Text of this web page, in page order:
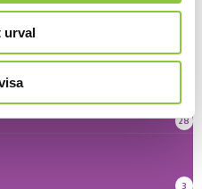
urval
15
28
3